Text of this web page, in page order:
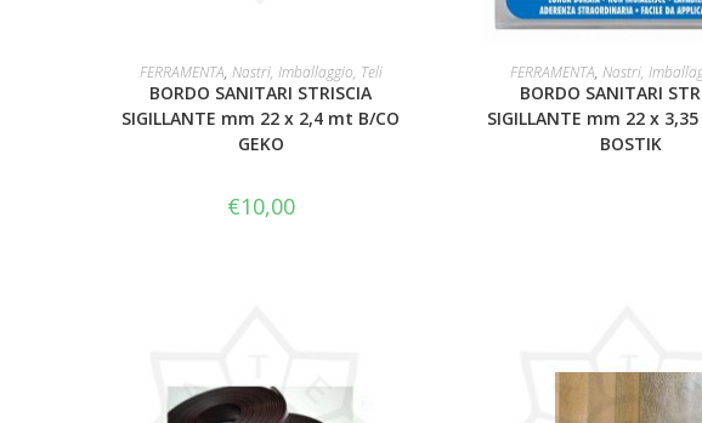
AGGIUNGI AL CARRELLO
FERRAMENTA, Nastri, Imballaggio, Teli
BORDO SANITARI STRISCIA
SIGILLANTE mm 22 x 2,4 mt B/CO
GEKO
€10,00
LEGGI TUTTO
FERRAMENTA, Nastri,
BORDO SANITARI
SIGILLANTE mm 22 x
BOSTIK